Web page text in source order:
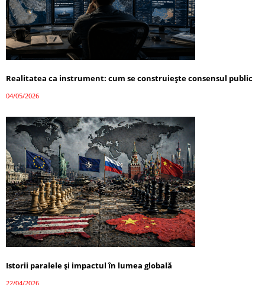
Realitatea ca instrument: cum se construiește consensul public
04/05/2026
Istorii paralele și impactul în lumea globală
22/04/2026